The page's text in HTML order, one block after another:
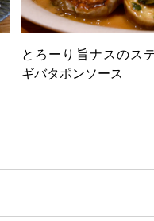
とろーり旨ナスのス
ギバタポンソース